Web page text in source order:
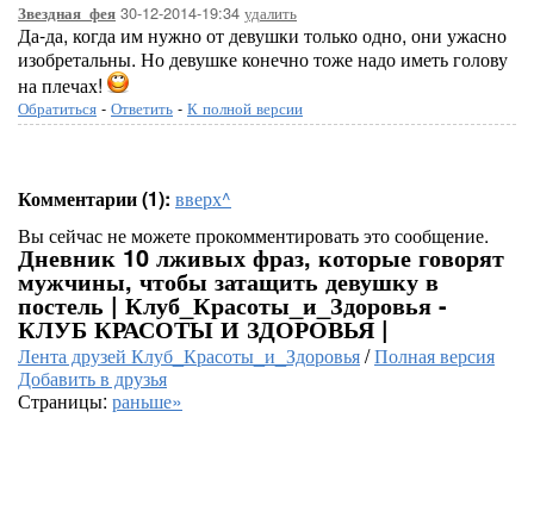
Звездная_фея 30-12-2014-19:34 удалить
Да-да, когда им нужно от девушки только одно, они ужасно
изобретальны. Но девушке конечно тоже надо иметь голову
на плечах!
Обратиться - Ответить - К полной версии
Комментарии (1): вверх^
Вы сейчас не можете прокомментировать это сообщение.
Дневник 10 лживых фраз, которые говорят
мужчины, чтобы затащить девушку в
постель | Клуб_Красоты_и_Здоровья -
КЛУБ КРАСОТЫ И ЗДОРОВЬЯ |
Лента друзей Клуб_Красоты_и_Здоровья/Полная версия
Добавить в друзья
Страницы: раньше»